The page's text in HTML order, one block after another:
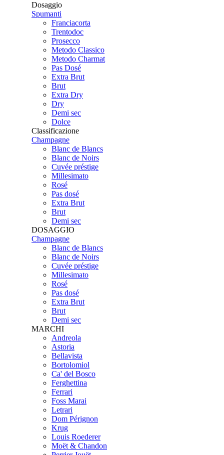
Dosaggio
Spumanti
Franciacorta
Trentodoc
Prosecco
Metodo Classico
Metodo Charmat
Pas Dosé
Extra Brut
Brut
Extra Dry
Dry
Demi sec
Dolce
Classificazione
Champagne
Blanc de Blancs
Blanc de Noirs
Cuvée préstige
Millesimato
Rosé
Pas dosé
Extra Brut
Brut
Demi sec
DOSAGGIO
Champagne
Blanc de Blancs
Blanc de Noirs
Cuvée préstige
Millesimato
Rosé
Pas dosé
Extra Brut
Brut
Demi sec
MARCHI
Andreola
Astoria
Bellavista
Bortolomiol
Ca' del Bosco
Ferghettina
Ferrari
Foss Marai
Letrari
Dom Pérignon
Krug
Louis Roederer
Moët & Chandon